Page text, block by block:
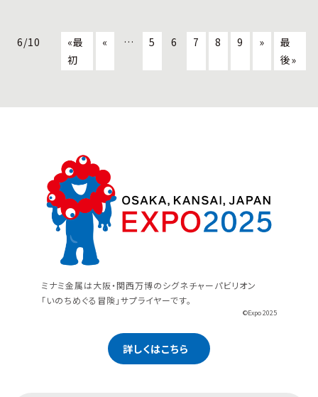
6/10
«最
初
« … 5 6 7 8 9 »
最
後»
ミナミ金属は大阪・関西万博のシグネチャーパビリオン
「いのちめぐる冒険」サプライヤーです。
©Expo 2025
詳しくはこちら